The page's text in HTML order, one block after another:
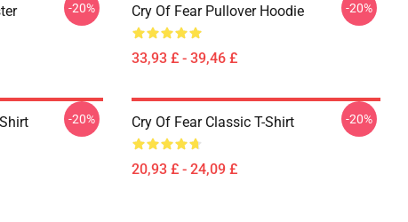
-20% Cry Of Fear Pullover Hoodie
33,93 £ - 39,46 £
-20%
-20% Cry Of Fear Classic T-Shirt
20,93 £ - 24,09 £
-20%